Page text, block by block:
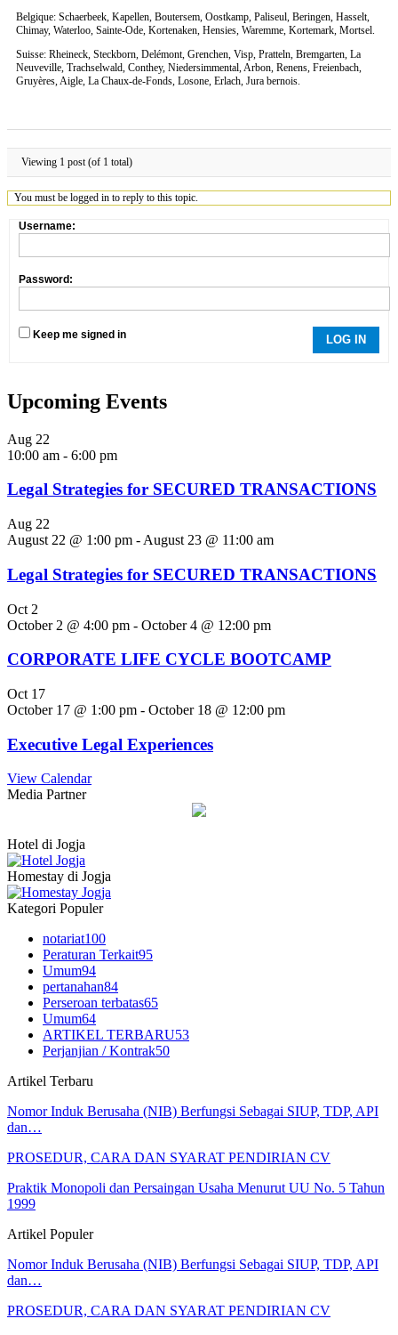
Belgique: Schaerbeek, Kapellen, Boutersem, Oostkamp, Paliseul, Beringen, Hasselt,
Chimay, Waterloo, Sainte-Ode, Kortenaken, Hensies, Waremme, Kortemark, Mortsel.
Suisse: Rheineck, Steckborn, Delémont, Grenchen, Visp, Pratteln, Bremgarten, La
Neuveville, Trachselwald, Conthey, Niedersimmental, Arbon, Renens, Freienbach,
Gruyères, Aigle, La Chaux-de-Fonds, Losone, Erlach, Jura bernois.
Viewing 1 post (of 1 total)
You must be logged in to reply to this topic.
Username:
Password:
Keep me signed in LOG IN
Upcoming Events
Aug 22
10:00 am - 6:00 pm
Legal Strategies for SECURED TRANSACTIONS
Aug 22
August 22 @ 1:00 pm - August 23 @ 11:00 am
Legal Strategies for SECURED TRANSACTIONS
Oct 2
October 2 @ 4:00 pm - October 4 @ 12:00 pm
CORPORATE LIFE CYCLE BOOTCAMP
Oct 17
October 17 @ 1:00 pm - October 18 @ 12:00 pm
Executive Legal Experiences
View Calendar
Media Partner
Hotel di Jogja
Homestay di Jogja
Kategori Populer
notariat100
Peraturan Terkait95
Umum94
pertanahan84
Perseroan terbatas65
Umum64
ARTIKEL TERBARU53
Perjanjian / Kontrak50
Artikel Terbaru
Nomor Induk Berusaha (NIB) Berfungsi Sebagai SIUP, TDP, API
dan…
PROSEDUR, CARA DAN SYARAT PENDIRIAN CV
Praktik Monopoli dan Persaingan Usaha Menurut UU No. 5 Tahun
1999
Artikel Populer
Nomor Induk Berusaha (NIB) Berfungsi Sebagai SIUP, TDP, API
dan…
PROSEDUR, CARA DAN SYARAT PENDIRIAN CV